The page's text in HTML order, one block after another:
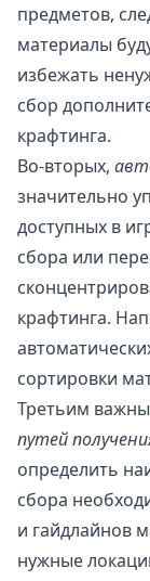
предметов,
материалы
избежать
сбор
крафтинга.
Во-вторых,
значительно
доступных в
сбора или
крафтинга.
сортировки
Третьим
путей
определить
сбора
и гайдлайнов
нужные